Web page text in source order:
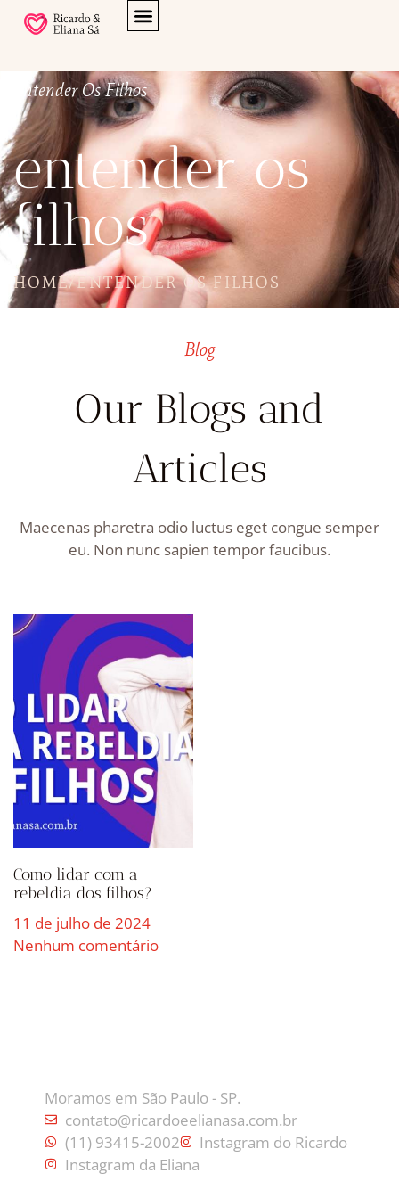
Entender Os Filhos
entender os
filhos
HOME/ENTENDER OS FILHOS
Blog
Our Blogs and
Articles
Maecenas pharetra odio luctus eget congue semper
eu. Non nunc sapien tempor faucibus.
Como lidar com a
rebeldia dos filhos?
11 de julho de 2024
Nenhum comentário
Moramos em São Paulo - SP.
contato@ricardoeelianasa.com.br
(11) 93415-2002
Instagram do Ricardo
Instagram da Eliana